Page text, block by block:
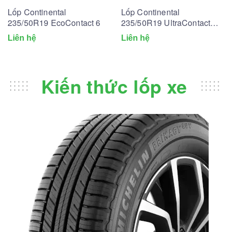
Lốp Continental
235/50R19 EcoContact 6
Liên hệ
Lốp Continental
235/50R19 UltraContact
UC6
Liên hệ
Kiến thức lốp xe